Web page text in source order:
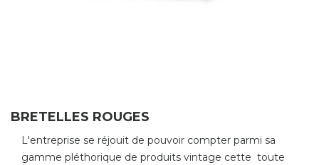
BRETELLES ROUGES
L'entreprise se réjouit de pouvoir compter parmi sa
gamme pléthorique de produits vintage cette toute